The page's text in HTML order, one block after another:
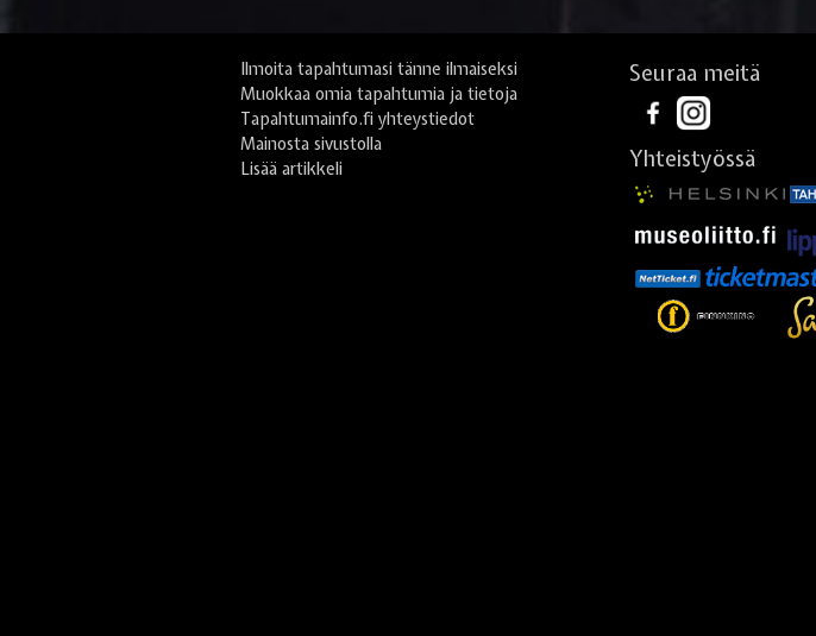
Ilmoita tapahtumasi tänne ilmaiseksi
Muokkaa omia tapahtumia ja tietoja
Tapahtumainfo.fi yhteystiedot
Mainosta sivustolla
Lisää artikkeli
Seuraa meitä
Yhteistyössä